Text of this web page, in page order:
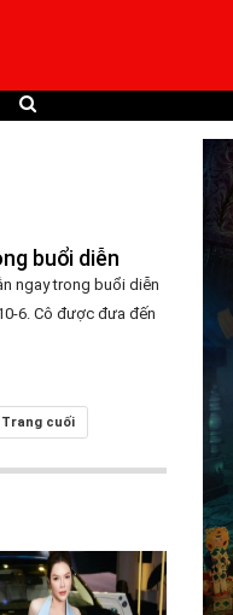
buổi diễn
ngay trong buổi diễn
6. Cô được đưa đến
Trang cuối